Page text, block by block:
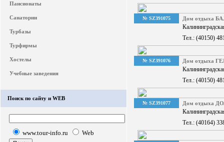
Пансионаты
Санатории
Турбазы
Турфирмы
Хостелы
Учебные заведения
Поиск по сайту и WEB
www.tour-info.ru Web
№ SZ391075 Дом отдыха
Тел.: (40150)
№ SZ391076 Дом отдыха
Тел.: (40150)
№ SZ391077 Дом отдыха
Тел.: (40164)